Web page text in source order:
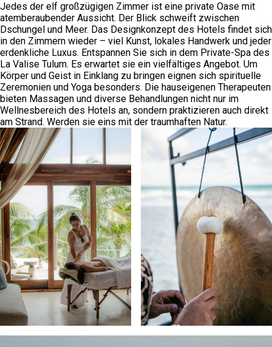
Jedes der elf großzügigen Zimmer ist eine private Oase mit
atemberaubender Aussicht. Der Blick schweift zwischen
Dschungel und Meer. Das Designkonzept des Hotels findet sich
in den Zimmern wieder – viel Kunst, lokales Handwerk und jeder
erdenkliche Luxus. Entspannen Sie sich in dem Private-Spa des
La Valise Tulum. Es erwartet sie ein vielfältiges Angebot. Um
Körper und Geist in Einklang zu bringen eignen sich spirituelle
Zeremonien und Yoga besonders. Die hauseigenen Therapeuten
bieten Massagen und diverse Behandlungen nicht nur im
Wellnesbereich des Hotels an, sondern praktizieren auch direkt
am Strand. Werden sie eins mit der traumhaften Natur.